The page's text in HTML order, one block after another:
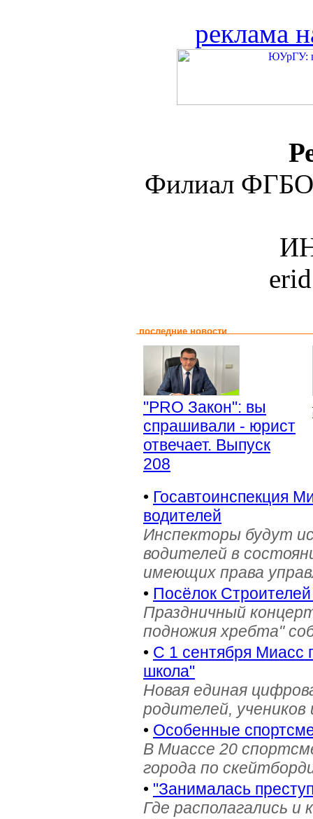
реклама
Филиал
последние новости
"PRO Закон": вы
спрашивали - юрист
отвечает. Выпуск
208
• Госавтоинспекция
водителей
Инспекторы будут
водителей в
имеющих права
• Посёлок
Праздничный
подножия хребта"
• С 1 сентября Миасс
школа"
Новая единая
родителей, учеников
• Особенные
В Миассе 20
города по
• "Занималась
Где располагались и